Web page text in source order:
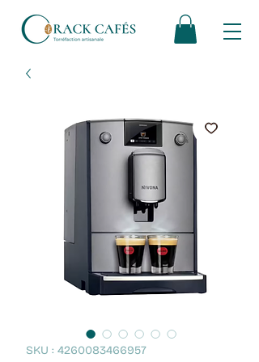
SKU : 4260083466957